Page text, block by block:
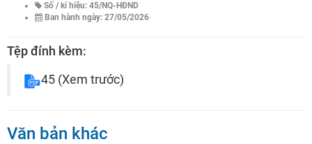
Số / kí hiệu: 45/NQ-HĐND
Ban hành ngày: 27/05/2026
Tệp đính kèm:
45 (Xem trước)
Văn bản khác